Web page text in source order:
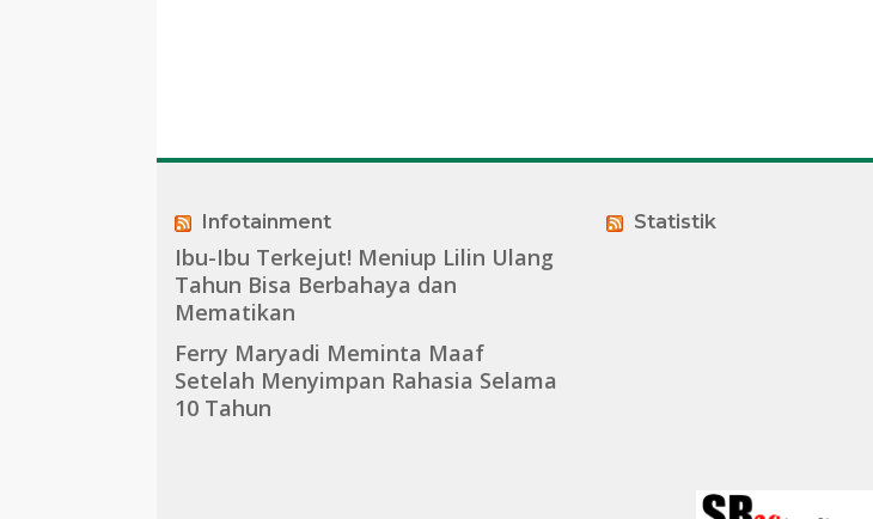
Infotainment
Ibu-Ibu Terkejut! Meniup Lilin Ulang
Tahun Bisa Berbahaya dan
Mematikan
Ferry Maryadi Meminta Maaf
Setelah Menyimpan Rahasia Selama
10 Tahun
Statistik